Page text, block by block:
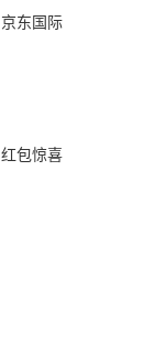
京东国际
红包惊喜